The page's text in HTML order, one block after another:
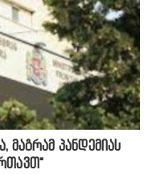
პანდემიას